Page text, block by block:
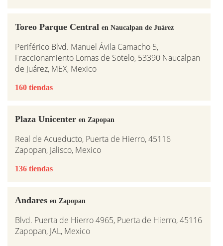
Toreo Parque Central en Naucalpan de Juárez
Periférico Blvd. Manuel Ávila Camacho 5,
Fraccionamiento Lomas de Sotelo, 53390 Naucalpan
de Juárez, MEX, Mexico
160 tiendas
Plaza Unicenter en Zapopan
Real de Acueducto, Puerta de Hierro, 45116
Zapopan, Jalisco, Mexico
136 tiendas
Andares en Zapopan
Blvd. Puerta de Hierro 4965, Puerta de Hierro, 45116
Zapopan, JAL, Mexico